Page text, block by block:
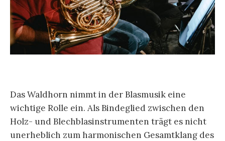
Das Waldhorn nimmt in der Blasmusik eine
wichtige Rolle ein. Als Bindeglied zwischen den
Holz- und Blechblasinstrumenten trägt es nicht
unerheblich zum harmonischen Gesamtklang des